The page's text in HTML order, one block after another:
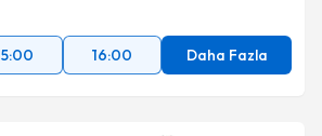
16:00 Daha Fazla